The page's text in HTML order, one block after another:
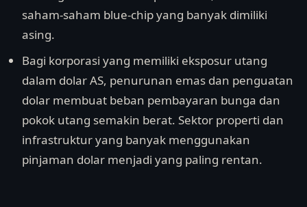
saham-saham blue-chip yang banyak dimiliki
asing.
Bagi korporasi yang memiliki eksposur utang
dalam dolar AS, penurunan emas dan penguatan
dolar membuat beban pembayaran bunga dan
pokok utang semakin berat. Sektor properti dan
infrastruktur yang banyak menggunakan
pinjaman dolar menjadi yang paling rentan.